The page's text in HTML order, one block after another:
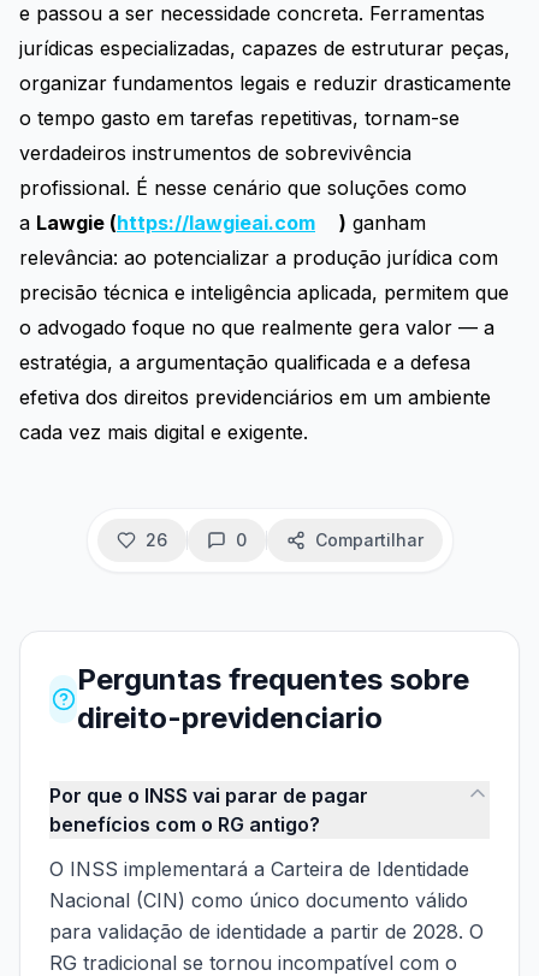
e passou a ser necessidade concreta. Ferramentas
jurídicas especializadas, capazes de estruturar peças,
organizar fundamentos legais e reduzir drasticamente
o tempo gasto em tarefas repetitivas, tornam-se
verdadeiros instrumentos de sobrevivência
profissional. É nesse cenário que soluções como
a Lawgie (https://lawgieai.com ) ganham
relevância: ao potencializar a produção jurídica com
precisão técnica e inteligência aplicada, permitem que
o advogado foque no que realmente gera valor — a
estratégia, a argumentação qualificada e a defesa
efetiva dos direitos previdenciários em um ambiente
cada vez mais digital e exigente.
26 0 Compartilhar
Perguntas frequentes sobre
direito-previdenciario
Por que o INSS vai parar de pagar
benefícios com o RG antigo?
O INSS implementará a Carteira de Identidade
Nacional (CIN) como único documento válido
para validação de identidade a partir de 2028. O
RG tradicional se tornou incompatível com o